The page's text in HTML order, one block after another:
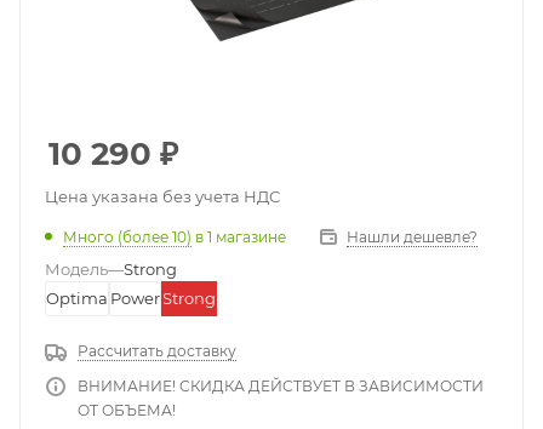
10 290 ₽
Цена указана без учета НДС
Много (более 10) в 1 магазине Нашли дешевле?
Модель—Strong
Optima PowerStrong
Рассчитать доставку
ВНИМАНИЕ! СКИДКА ДЕЙСТВУЕТ В ЗАВИСИМОСТИ
ОТ ОБЪЕМА!